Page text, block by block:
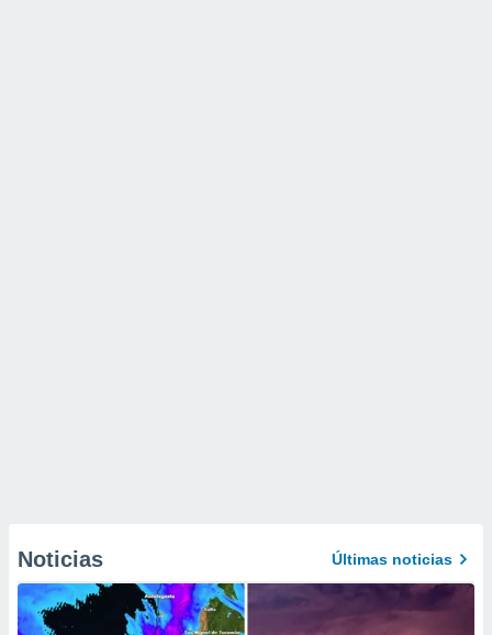
Noticias Últimas noticias